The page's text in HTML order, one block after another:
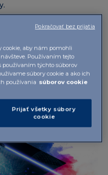
inovatívne formulácie,
optimálne vstrebanie a
poranením
pohybového aparátu a
cookie, aby nám pomohli
Používaním tejto
používaním týchto súborov
súbory cookie a ako ich
používania súborov cookie
Prijať všetky súbory
cookie
Pokračovať bez prijatia